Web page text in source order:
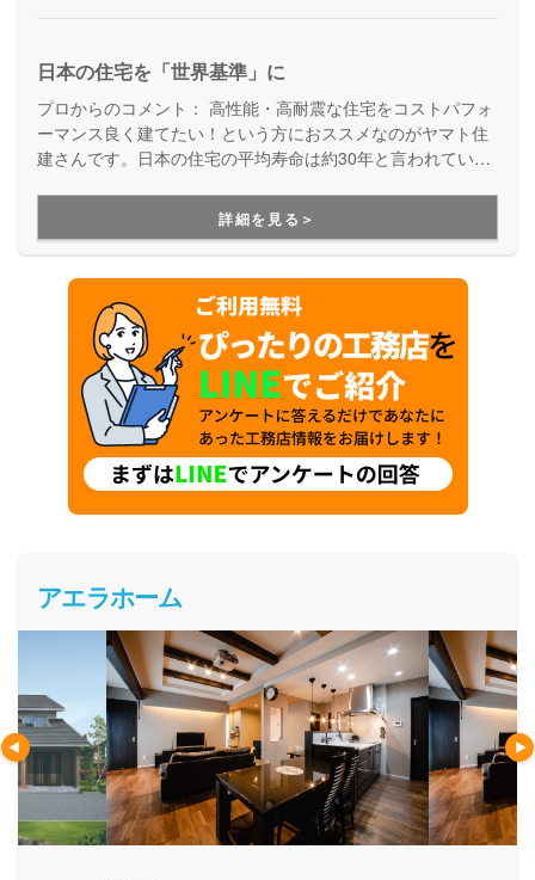
日本の住宅を「世界基準」に
プロからのコメント： 高性能・高耐震な住宅をコストパフォ
ーマンス良く建てたい！という方におススメなのがヤマト住
建さんです。日本の住宅の平均寿命は約30年と言われていま
詳細を見る＞
アエラホーム